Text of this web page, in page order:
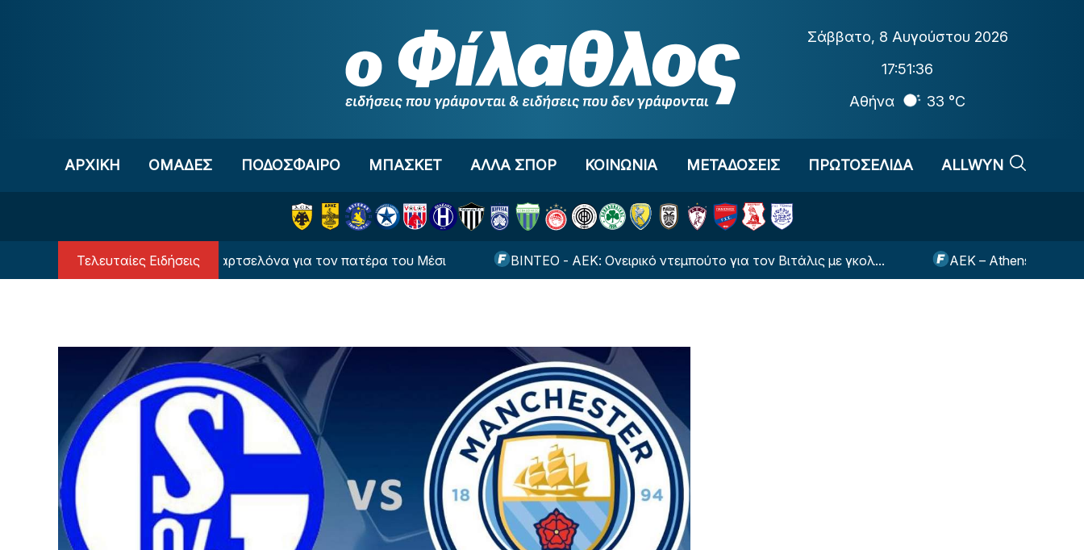
Σάββατο, 8 Αυγούστου 2026
17:51:37
Αθήνα
33 °C
ΑΡΧΙΚΗ OΜΑΔΕΣ ΠΟΔΟΣΦΑΙΡΟ ΜΠΑΣΚΕΤ ΑΛΛΑ ΣΠΟΡ ΚΟΙΝΩΝΙΑ ΜΕΤΑΔΟΣΕΙΣ ΠΡΩΤΟΣΕΛΙΔΑ ALLWYN
Τελευταίες Ειδήσεις
Τα συλλυπητήρια της Μπαρτσελόνα για τον πατέρα του Μέσι ΒΙΝΤΕΟ - ΑΕΚ: Ονειρικό ντεμπούτο για τον Βιτάλις με γκολ... ΑΕΚ – Athens Kallithea: Με